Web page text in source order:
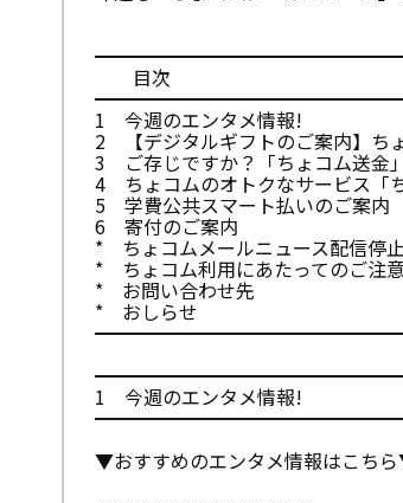
目次
1 今週のエンタメ情報!
2 【デジタルギフトのご案内】ち
3 ご存じですか？「ちょコム送金」
4 ちょコムのオトクなサービス「
5 学費公共スマート払いのご案内
6 寄付のご案内
* ちょコムメールニュース配信停
* ちょコム利用にあたってのご注意
* お問い合わせ先
* おしらせ
1 今週のエンタメ情報!
▼おすすめのエンタメ情報はこち